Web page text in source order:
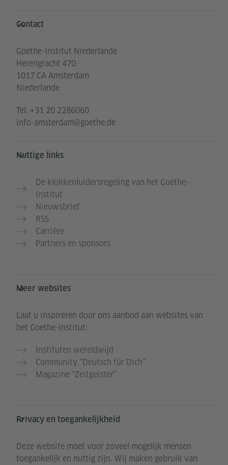
Service- und Informationsbereich
Contact
Goethe-Institut Niederlande
Herengracht 470
1017 CA Amsterdam
Niederlande
Tel. +31 20 2286060
info-amsterdam@goethe.de
Nuttige links
De klokkenluidersregeling van het Goethe-
Institut
Nieuwsbrief
RSS
Carrière
Partners en sponsors
Meer websites
Laat u inspireren door ons aanbod aan websites van
het Goethe-Institut:
Instituten wereldwijd
Community “Deutsch für Dich”
Magazine “Zeitgeister”
Privacy en toegankelijkheid
Deze website moet voor zoveel mogelijk mensen
toegankelijk en nuttig zijn. Wij maken gebruik van